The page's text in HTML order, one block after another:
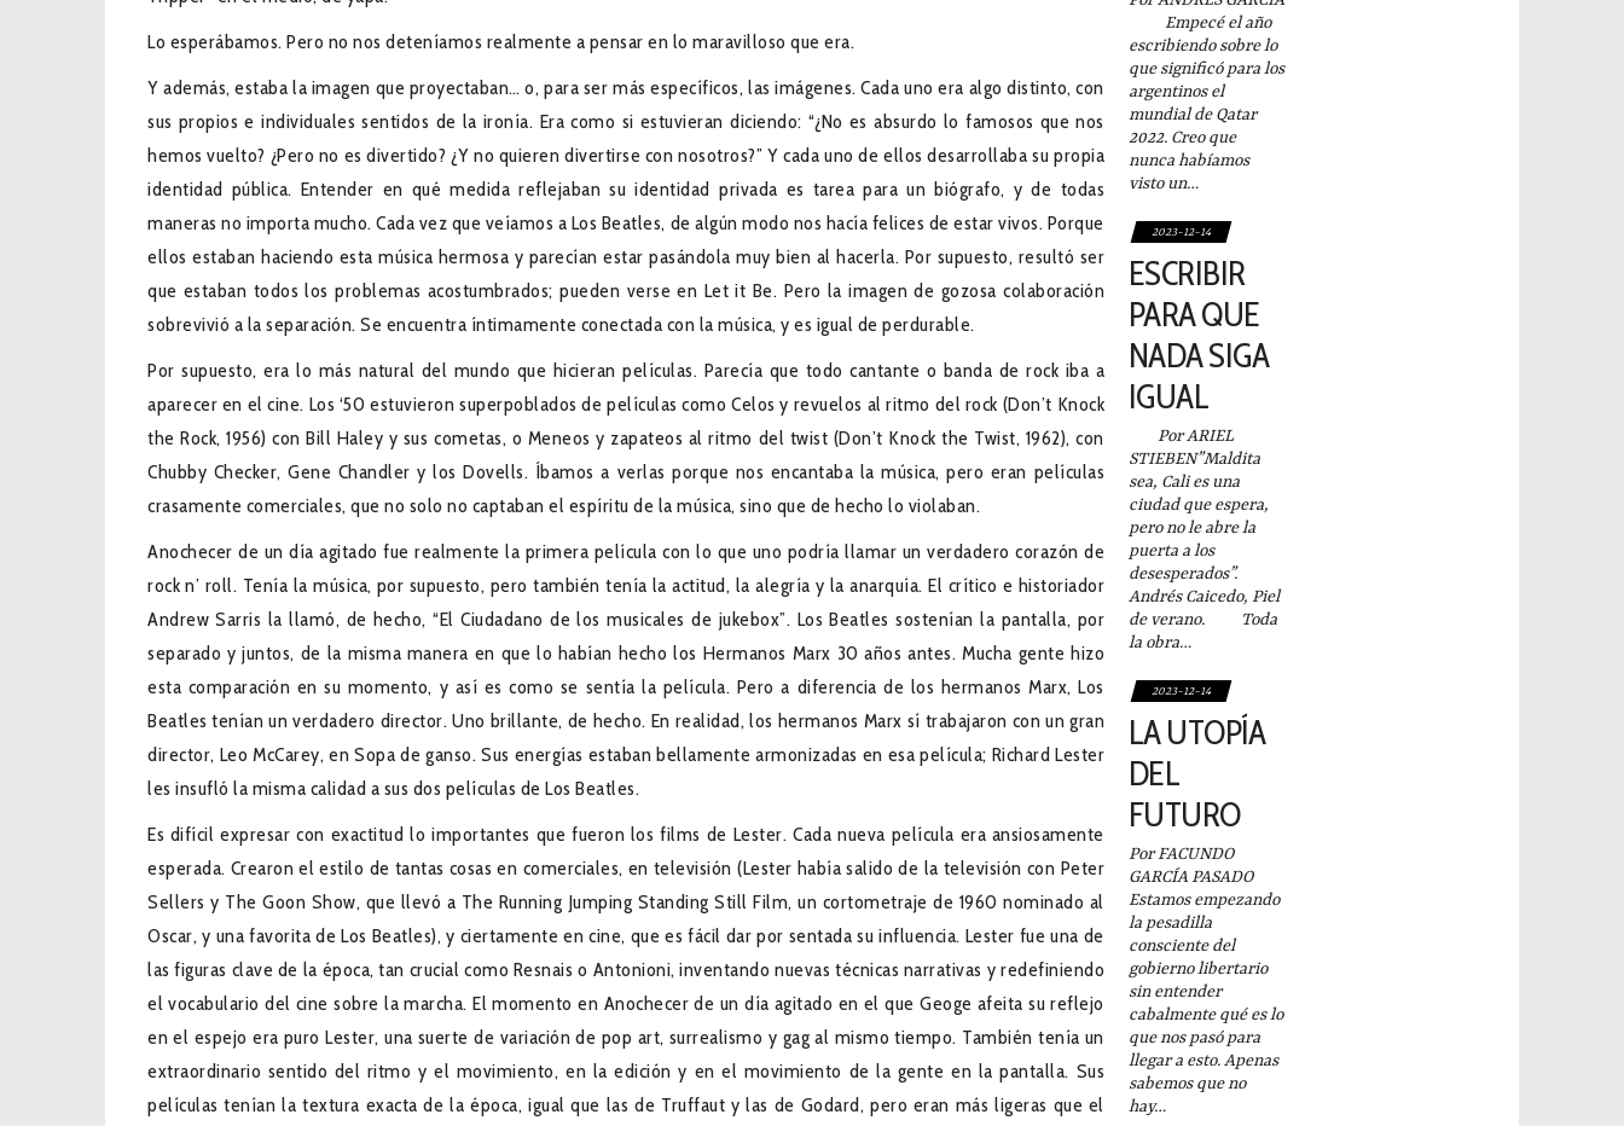
Lo esperábamos. Pero no nos deteníamos realmente a pensar en lo maravilloso que era.
Y además, estaba la imagen que proyectaban… o, para ser más específicos, las imágenes. Cada uno era algo distinto, con
sus propios e individuales sentidos de la ironía. Era como si estuvieran diciendo: “¿No es absurdo lo famosos que nos
hemos vuelto? ¿Pero no es divertido? ¿Y no quieren divertirse con nosotros?” Y cada uno de ellos desarrollaba su propia
identidad pública. Entender en qué medida reflejaban su identidad privada es tarea para un biógrafo, y de todas
maneras no importa mucho. Cada vez que veíamos a Los Beatles, de algún modo nos hacía felices de estar vivos. Porque
ellos estaban haciendo esta música hermosa y parecían estar pasándola muy bien al hacerla. Por supuesto, resultó ser
que estaban todos los problemas acostumbrados; pueden verse en Let it Be. Pero la imagen de gozosa colaboración
sobrevivió a la separación. Se encuentra íntimamente conectada con la música, y es igual de perdurable.
Por supuesto, era lo más natural del mundo que hicieran películas. Parecía que todo cantante o banda de rock iba a
aparecer en el cine. Los ‘50 estuvieron superpoblados de películas como Celos y revuelos al ritmo del rock (Don’t Knock
the Rock, 1956) con Bill Haley y sus cometas, o Meneos y zapateos al ritmo del twist (Don’t Knock the Twist, 1962), con
Chubby Checker, Gene Chandler y los Dovells. Íbamos a verlas porque nos encantaba la música, pero eran películas
crasamente comerciales, que no solo no captaban el espíritu de la música, sino que de hecho lo violaban.
Anochecer de un día agitado fue realmente la primera película con lo que uno podría llamar un verdadero corazón de
rock n’ roll. Tenía la música, por supuesto, pero también tenía la actitud, la alegría y la anarquía. El crítico e historiador
Andrew Sarris la llamó, de hecho, “El Ciudadano de los musicales de jukebox”. Los Beatles sostenían la pantalla, por
separado y juntos, de la misma manera en que lo habían hecho los Hermanos Marx 30 años antes. Mucha gente hizo
esta comparación en su momento, y así es como se sentía la película. Pero a diferencia de los hermanos Marx, Los
Beatles tenían un verdadero director. Uno brillante, de hecho. En realidad, los hermanos Marx sí trabajaron con un gran
director, Leo McCarey, en Sopa de ganso. Sus energías estaban bellamente armonizadas en esa película; Richard Lester
les insufló la misma calidad a sus dos películas de Los Beatles.
Es difícil expresar con exactitud lo importantes que fueron los films de Lester. Cada nueva película era ansiosamente
esperada. Crearon el estilo de tantas cosas en comerciales, en televisión (Lester había salido de la televisión con Peter
Sellers y The Goon Show, que llevó a The Running Jumping Standing Still Film, un cortometraje de 1960 nominado al
Oscar, y una favorita de Los Beatles), y ciertamente en cine, que es fácil dar por sentada su influencia. Lester fue una de
las figuras clave de la época, tan crucial como Resnais o Antonioni, inventando nuevas técnicas narrativas y redefiniendo
el vocabulario del cine sobre la marcha. El momento en Anochecer de un día agitado en el que Geoge afeita su reflejo
en el espejo era puro Lester, una suerte de variación de pop art, surrealismo y gag al mismo tiempo. También tenía un
extraordinario sentido del ritmo y el movimiento, en la edición y en el movimiento de la gente en la pantalla. Sus
películas tenían la textura exacta de la época, igual que las de Truffaut y las de Godard, pero eran más ligeras que el
Empecé el año
escribiendo sobre lo
que significó para los
argentinos el
mundial de Qatar
2022. Creo que
nunca habíamos
visto un…
2023-12-14
ESCRIBIR
PARA QUE
NADA SIGA
IGUAL
Por ARIEL
STIEBEN”Maldita
sea, Cali es una
ciudad que espera,
pero no le abre la
puerta a los
desesperados”.
Andrés Caicedo, Piel
de verano. Toda
la obra…
2023-12-14
LA UTOPÍA
DEL
FUTURO
Por FACUNDO
GARCÍA PASADO
Estamos empezando
la pesadilla
consciente del
gobierno libertario
sin entender
cabalmente qué es lo
que nos pasó para
llegar a esto. Apenas
sabemos que no
hay…